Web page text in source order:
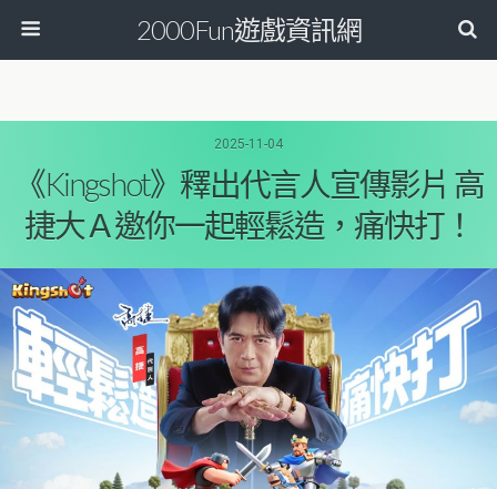
2000Fun遊戲資訊網
2025-11-04
《Kingshot》釋出代言人宣傳影片 高
捷大Ａ邀你一起輕鬆造，痛快打！